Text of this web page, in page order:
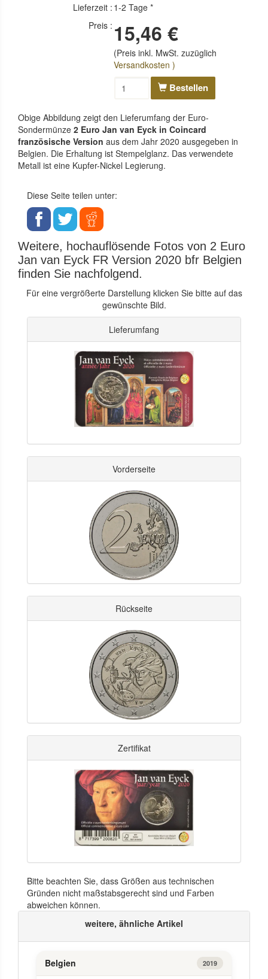
Lieferzeit : 1-2 Tage *
Preis : 15,46 €
(Preis inkl. MwSt. zuzüglich
Versandkosten )
Bestellen
Obige Abbildung zeigt den Lieferumfang der Euro-
Sondermünze 2 Euro Jan van Eyck in Coincard
französische Version aus dem Jahr 2020 ausgegeben in
Belgien. Die Erhaltung ist Stempelglanz. Das verwendete
Metall ist eine Kupfer-Nickel Legierung.
Diese Seite teilen unter:
Weitere, hochauflösende Fotos von 2 Euro
Jan van Eyck FR Version 2020 bfr Belgien
finden Sie nachfolgend.
Für eine vergrößerte Darstellung klicken Sie bitte auf das
gewünschte Bild.
Lieferumfang
Vorderseite
Rückseite
Zertifikat
Bitte beachten Sie, dass Größen aus technischen
Gründen nicht maßstabsgerecht sind und Farben
abweichen können.
weitere, ähnliche Artikel
Belgien 2019